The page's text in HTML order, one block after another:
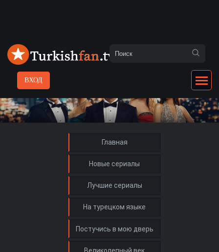
ВХОД
Главная
Новые сериалы
Лучшие сериалы
На турецком языке